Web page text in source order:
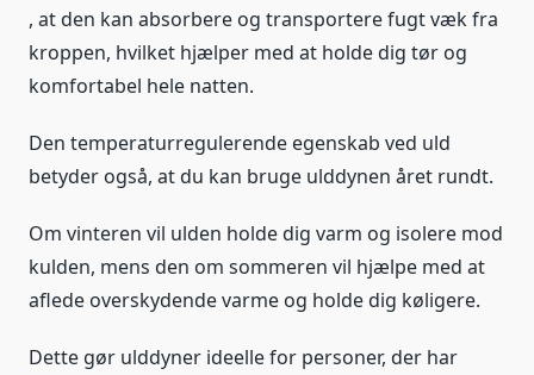
, at den kan absorbere og transportere fugt væk fra
kroppen, hvilket hjælper med at holde dig tør og
komfortabel hele natten.
Den temperaturregulerende egenskab ved uld
betyder også, at du kan bruge ulddynen året rundt.
Om vinteren vil ulden holde dig varm og isolere mod
kulden, mens den om sommeren vil hjælpe med at
aflede overskydende varme og holde dig køligere.
Dette gør ulddyner ideelle for personer, der har